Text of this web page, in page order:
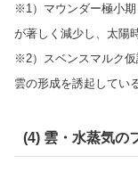
※1）マウンダー極小
が著しく減少し、太陽
※2）スベンスマルク
雲の形成を誘起してい
(4) 雲・水蒸気の